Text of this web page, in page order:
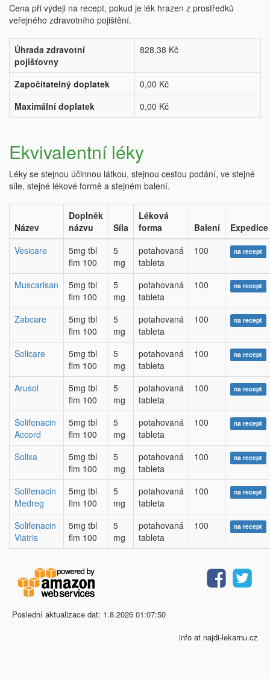
Cena při výdeji na recept, pokud je lék hrazen z prostředků
veřejného zdravotního pojištění.
Úhrada zdravotní
pojišťovny
828,38 Kč
Započitatelný doplatek
0,00 Kč
Maximální doplatek
0,00 Kč
Ekvivalentní léky
Léky se stejnou účinnou látkou, stejnou cestou podání, ve stejné
síle, stejné lékové formě a stejném balení.
Název
Doplněk
názvu
Síla
Léková
forma
Balení
Expedice
Vesicare
5mg tbl
flm 100
5
mg
potahovaná
tableta
100 na recept
Muscarisan
5mg tbl
flm 100
5
mg
potahovaná
tableta
100 na recept
Zabcare
5mg tbl
flm 100
5
mg
potahovaná
tableta
100 na recept
Solicare
5mg tbl
flm 100
5
mg
potahovaná
tableta
100 na recept
Arusol
5mg tbl
flm 100
5
mg
potahovaná
tableta
100 na recept
Solifenacin
Accord
5mg tbl
flm 100
5
mg
potahovaná
tableta
100 na recept
Solixa
5mg tbl
flm 100
5
mg
potahovaná
tableta
100 na recept
Solifenacin
Medreg
5mg tbl
flm 100
5
mg
potahovaná
tableta
100 na recept
Solifenacin
Viatris
5mg tbl
flm 100
5
mg
potahovaná
tableta
100 na recept
Poslední aktualizace dat: 1.8.2026 01:07:50
info at najdi-lekarnu.cz